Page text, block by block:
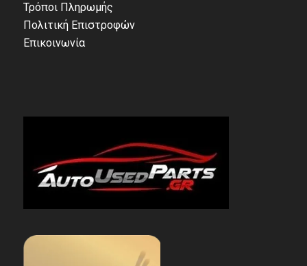
Τρόποι Πληρωμής
Πολιτική Επιστροφών
Επικοινωνία